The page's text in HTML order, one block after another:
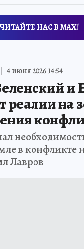
ЧИТАЙТЕ НАС В МАХ!
4 июня 2026 14:54
и
реалии на
в конфликте
Лавров